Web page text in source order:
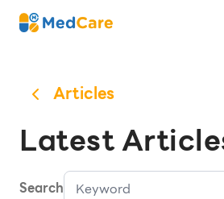
Skip
MedCare
Articles
Latest
Search